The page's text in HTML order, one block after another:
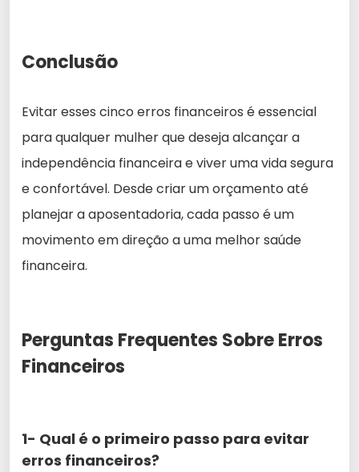
Conclusão
Evitar esses cinco erros financeiros é essencial
para qualquer mulher que deseja alcançar a
independência financeira e viver uma vida segura
e confortável. Desde criar um orçamento até
planejar a aposentadoria, cada passo é um
movimento em direção a uma melhor saúde
financeira.
Perguntas Frequentes Sobre Erros
Financeiros
1- Qual é o primeiro passo para evitar
erros financeiros?